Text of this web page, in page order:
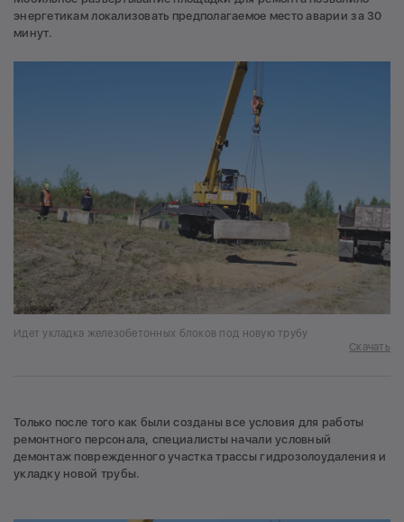
энергетикам локализовать предполагаемое место аварии за 30
минут.
Идет укладка железобетонных блоков под новую трубу
Скачать
Только после того как были созданы все условия для работы
ремонтного персонала, специалисты начали условный
демонтаж поврежденного участка трассы гидрозолоудаления и
укладку новой трубы.